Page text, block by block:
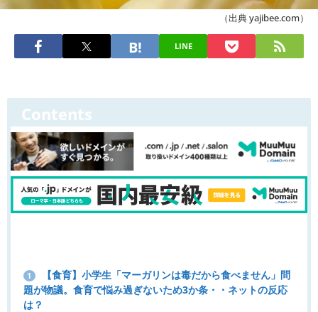
（出典 yajibee.com）
LINE
Contents
1
【食育】小学生「マーガリンは毒だから食べません」問
題が物議。食育で悩み過ぎないため3か条・・ネットの反応
は？